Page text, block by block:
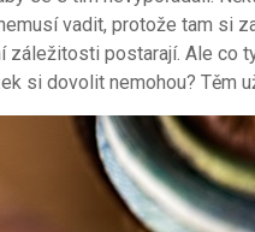
vadit, protože tam si
záležitosti postarají. Ale co
si dovolit nemohou? Těm